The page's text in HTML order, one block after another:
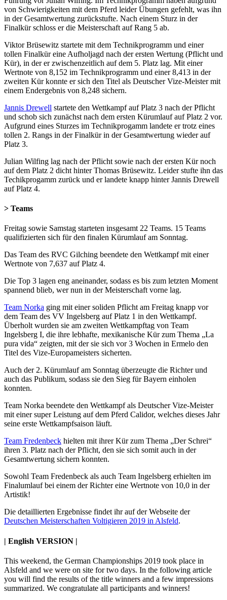
von Schwierigkeiten mit dem Pferd leider Übungen gefehlt, was ihn
in der Gesamtwertung zurückstufte. Nach einem Sturz in der
Finalkür schloss er die Meisterschaft auf Rang 5 ab.
Viktor Brüsewitz startete mit dem Technikprogramm und einer
tollen Finalkür eine Aufholjagd nach der ersten Wertung (Pflicht und
Kür), in der er zwischenzeitlich auf dem 5. Platz lag. Mit einer
Wertnote von 8,152 im Technikprogramm und einer 8,413 in der
zweiten Kür konnte er sich den Titel als Deutscher Vize-Meister mit
einem Endergebnis von 8,248 sichern.
Jannis Drewell startete den Wettkampf auf Platz 3 nach der Pflicht
und schob sich zunächst nach dem ersten Kürumlauf auf Platz 2 vor.
Aufgrund eines Sturzes im Technikprogamm landete er trotz eines
tollen 2. Rangs in der Finalkür in der Gesamtwertung wieder auf
Platz 3.
Julian Wilfing lag nach der Pflicht sowie nach der ersten Kür noch
auf dem Platz 2 dicht hinter Thomas Brüsewitz. Leider stufte ihn das
Techikprogamm zurück und er landete knapp hinter Jannis Drewell
auf Platz 4.
> Teams
Freitag sowie Samstag starteten insgesamt 22 Teams. 15 Teams
qualifizierten sich für den finalen Kürumlauf am Sonntag.
Das Team des RVC Gilching beendete den Wettkampf mit einer
Wertnote von 7,637 auf Platz 4.
Die Top 3 lagen eng aneinander, sodass es bis zum letzten Moment
spannend blieb, wer nun in der Meisterschaft vorne lag.
Team Norka ging mit einer soliden Pflicht am Freitag knapp vor
dem Team des VV Ingelsberg auf Platz 1 in den Wettkampf.
Überholt wurden sie am zweiten Wettkampftag von Team
Ingelsberg I, die ihre lebhafte, mexikanische Kür zum Thema „La
pura vida“ zeigten, mit der sie sich vor 3 Wochen in Ermelo den
Titel des Vize-Europameisters sicherten.
Auch der 2. Kürumlauf am Sonntag überzeugte die Richter und
auch das Publikum, sodass sie den Sieg für Bayern einholen
konnten.
Team Norka beendete den Wettkampf als Deutscher Vize-Meister
mit einer super Leistung auf dem Pferd Calidor, welches dieses Jahr
seine erste Wettkampfsaison läuft.
Team Fredenbeck hielten mit ihrer Kür zum Thema „Der Schrei“
ihren 3. Platz nach der Pflicht, den sie sich somit auch in der
Gesamtwertung sichern konnten.
Sowohl Team Fredenbeck als auch Team Ingelsberg erhielten im
Finalumlauf bei einem der Richter eine Wertnote von 10,0 in der
Artistik!
Die detaillierten Ergebnisse findet ihr auf der Webseite der
Deutschen Meisterschaften Voltigieren 2019 in Alsfeld.
| English VERSION |
This weekend, the German Championships 2019 took place in
Alsfeld and we were on site for two days. In the following article
you will find the results of the title winners and a few impressions
summarized. We congratulate all participants and winners!